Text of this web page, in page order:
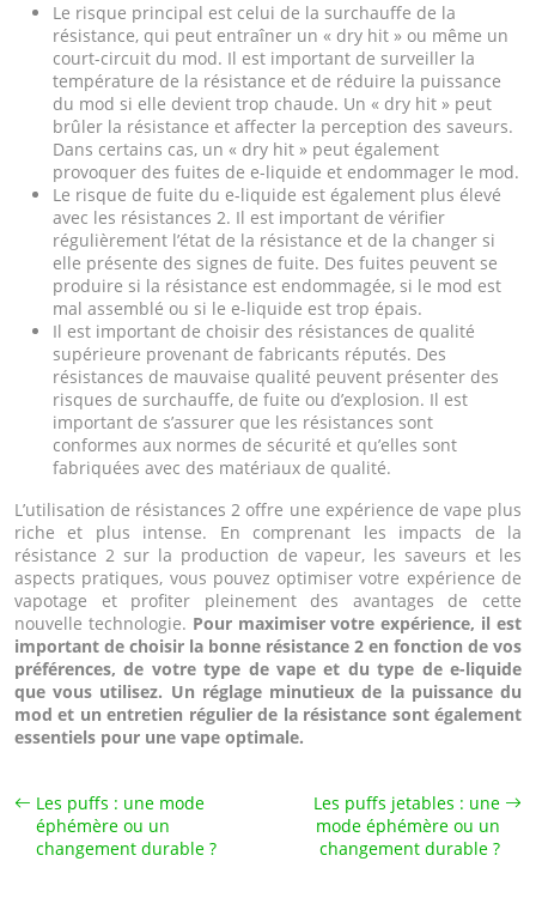
Le risque principal est celui de la surchauffe de la
résistance, qui peut entraîner un « dry hit » ou même un
court-circuit du mod. Il est important de surveiller la
température de la résistance et de réduire la puissance
du mod si elle devient trop chaude. Un « dry hit » peut
brûler la résistance et affecter la perception des saveurs.
Dans certains cas, un « dry hit » peut également
provoquer des fuites de e-liquide et endommager le mod.
Le risque de fuite du e-liquide est également plus élevé
avec les résistances 2. Il est important de vérifier
régulièrement l’état de la résistance et de la changer si
elle présente des signes de fuite. Des fuites peuvent se
produire si la résistance est endommagée, si le mod est
mal assemblé ou si le e-liquide est trop épais.
Il est important de choisir des résistances de qualité
supérieure provenant de fabricants réputés. Des
résistances de mauvaise qualité peuvent présenter des
risques de surchauffe, de fuite ou d’explosion. Il est
important de s’assurer que les résistances sont
conformes aux normes de sécurité et qu’elles sont
fabriquées avec des matériaux de qualité.
L’utilisation de résistances 2 offre une expérience de vape plus
riche et plus intense. En comprenant les impacts de la
résistance 2 sur la production de vapeur, les saveurs et les
aspects pratiques, vous pouvez optimiser votre expérience de
vapotage et profiter pleinement des avantages de cette
nouvelle technologie. Pour maximiser votre expérience, il est
important de choisir la bonne résistance 2 en fonction de vos
préférences, de votre type de vape et du type de e-liquide
que vous utilisez. Un réglage minutieux de la puissance du
mod et un entretien régulier de la résistance sont également
essentiels pour une vape optimale.
Les puffs : une mode
éphémère ou un
changement durable ?
Les puffs jetables : une
mode éphémère ou un
changement durable ?